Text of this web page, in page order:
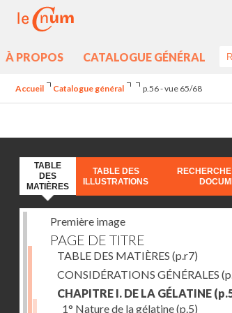
À PROPOS CATALOGUE GÉNÉRAL
Accueil Catalogue général p.56 - vue 65/68
TABLE
DES
MATIÈRES
TABLE DES
ILLUSTRATIONS
Première image
PAGE DE TITRE
TABLE DES MATIÈRES (p.r7)
CONSIDÉRATIONS GÉNÉRALES
CHAPITRE I. DE LA GÉLATINE
1° Nature de la gélatine(p.5)